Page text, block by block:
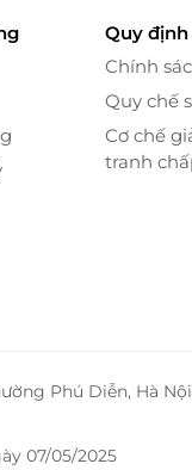
Nhật Ngữ Fuji
Jishugakkan
Quy
Chính
Quy chế
Cơ chế
tranh
Phú Diễn, Hà
07/05/2025